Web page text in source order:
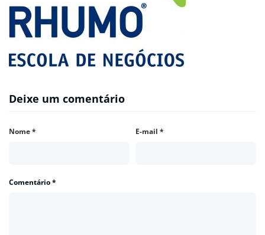
Deixe um comentário
Nome* E-mail *
Comentário*